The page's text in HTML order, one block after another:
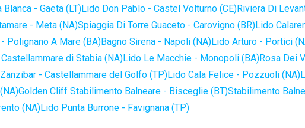
Blanca - Gaeta (LT)Lido Don Pablo - Castel Volturno (CE)Riviera Di
- Meta (NA)Spiaggia Di Torre Guaceto - Carovigno (BR)Lido
Polignano A Mare (BA)Bagno Sirena - Napoli (NA)Lido Arturo - Portici
di Stabia (NA)Lido Le Macchie - Monopoli (BA)Rosa Dei
- Castellammare del Golfo (TP)Lido Cala Felice - Pozzuoli (NA)
Golden Cliff Stabilimento Balneare - Bisceglie (BT)Stabilimento
(NA)Lido Punta Burrone - Favignana (TP)